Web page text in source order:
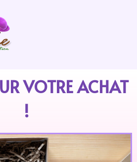
VOTRE ACHAT
!